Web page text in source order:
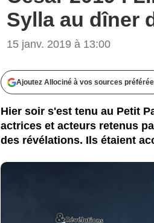
Sylla au dîner
15 janv. 2019 à 13:00
Ajoutez Allociné à vos sources
Hier soir s'est tenu au Petit
actrices et acteurs retenus
des révélations. Ils étaient